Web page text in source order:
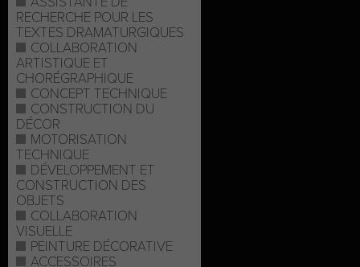
RECHERCHE POUR LES
TEXTES DRAMATURGIQUES
COLLABORATION
ARTISTIQUE ET
CHORÉGRAPHIQUE
CONCEPT TECHNIQUE
CONSTRUCTION DU
DÉCOR
MOTORISATION
TECHNIQUE
DÉVELOPPEMENT ET
CONSTRUCTION DES
OBJETS
COLLABORATION
VISUELLE
PEINTURE DÉCORATIVE
ACCESSOIRES